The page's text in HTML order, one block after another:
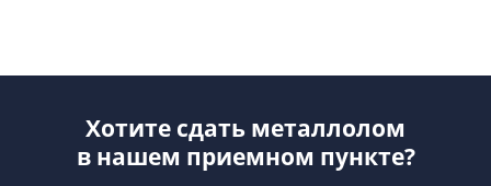
Хотите сдать металлолом
в нашем приемном пункте?